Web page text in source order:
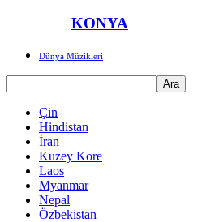
KONYA
Dünya Müzikleri
Çin
Hindistan
İran
Kuzey Kore
Laos
Myanmar
Nepal
Özbekistan